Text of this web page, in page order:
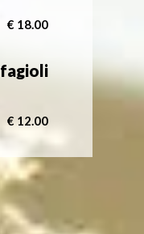
€ 18.00
fagioli
€ 12.00